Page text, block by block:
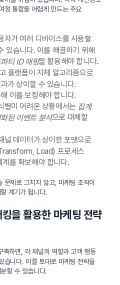
정 통합을 어렵게 만드는 주요
자가 여러 디바이스를 사용할
있습니다. 이를 해결하기 위해
티 ID 매핑을 활용해야 합니다.
플랫폼이 자체 알고리즘으로
가 상이할 수 있습니다.
이를 보정해야 합니다.
별이 어려운 상황에서는 집계
화된 이벤트 분석으로 대체할
널 데이터가 상이한 포맷으로
Load) 프로세스
를 확보해야 합니다.
제로 그치지 않고, 마케팅 조직이
계기가 됩니다.
을 활용한 마케팅 전략
축하면, 각 채널의 역할과 고객 행동
습니다. 이를 토대로 마케팅 전략을
할 수 있습니다.